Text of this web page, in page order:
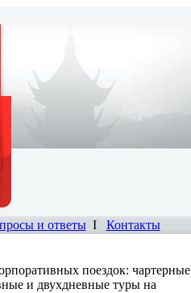
и ответыI Контакты
поездок: чартерные
и двухдневные туры на